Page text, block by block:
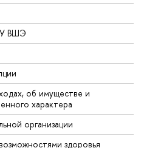
ВШЭ
об имуществе и
характера
организации
здоровья